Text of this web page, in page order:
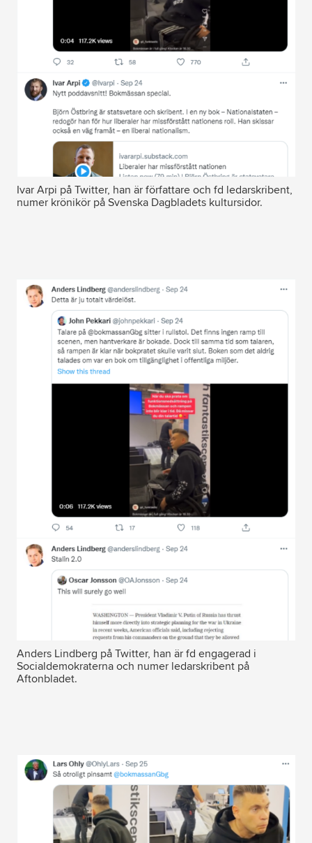
Ivar Arpi på Twitter, han är författare och fd ledarskribent,
numer krönikör på Svenska Dagbladets kultursidor.
Anders Lindberg på Twitter, han är fd engagerad i
Socialdemokraterna och numer ledarskribent på
Aftonbladet.